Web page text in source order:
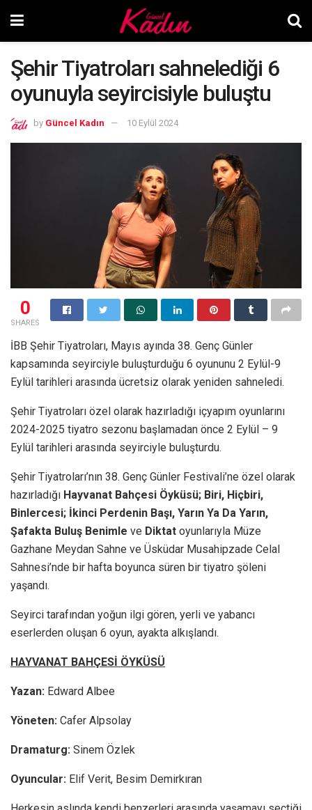
Şehir Tiyatroları sahnelediği 6
oyunuyla seyircisiyle buluştu
by Güncel Kadın 10 Eylül 2024
0
SHARES
İBB Şehir Tiyatroları, Mayıs ayında 38. Genç Günler
kapsamında seyirciyle buluşturduğu 6 oyununu 2 Eylül-9
Eylül tarihleri arasında ücretsiz olarak yeniden sahneledi.
Şehir Tiyatroları özel olarak hazırladığı içyapım oyunlarını
2024-2025 tiyatro sezonu başlamadan önce 2 Eylül – 9
Eylül tarihleri arasında seyirciyle buluşturdu.
Şehir Tiyatroları’nın 38. Genç Günler Festivali’ne özel olarak
hazırladığı Hayvanat Bahçesi Öyküsü; Biri, Hiçbiri,
Binlercesi; İkinci Perdenin Başı, Yarın Ya Da Yarın,
Şafakta Buluş Benimle ve Diktat oyunlarıyla Müze
Gazhane Meydan Sahne ve Üsküdar Musahipzade Celal
Sahnesi’nde bir hafta boyunca süren bir tiyatro şöleni
yaşandı.
Seyirci tarafından yoğun ilgi gören, yerli ve yabancı
eserlerden oluşan 6 oyun, ayakta alkışlandı.
HAYVANAT BAHÇESİ ÖYKÜSÜ
Yazan: Edward Albee
Yöneten: Cafer Alpsolay
Dramaturg: Sinem Özlek
Oyuncular: Elif Verit, Besim Demirkıran